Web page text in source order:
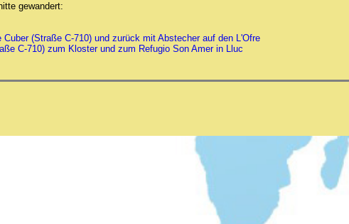
gewandert:
(Straße C-710) und zurück mit Abstecher auf den L'Ofre
C-710) zum Kloster und zum Refugio Son Amer in Lluc